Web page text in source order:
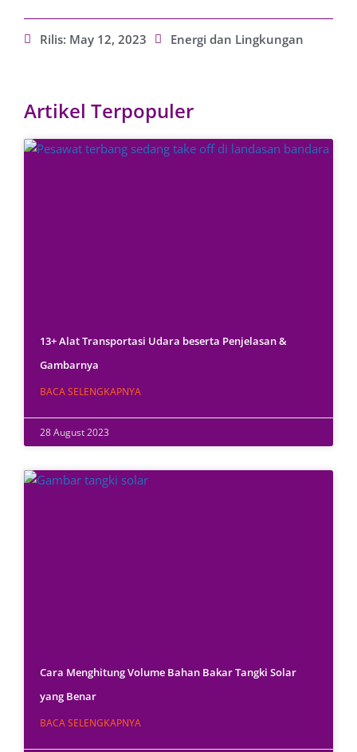
Rilis: May 12, 2023 Energi dan Lingkungan
Artikel Terpopuler
13+ Alat Transportasi Udara beserta Penjelasan &
Gambarnya
BACA SELENGKAPNYA
28 August 2023
Cara Menghitung Volume Bahan Bakar Tangki Solar
yang Benar
BACA SELENGKAPNYA